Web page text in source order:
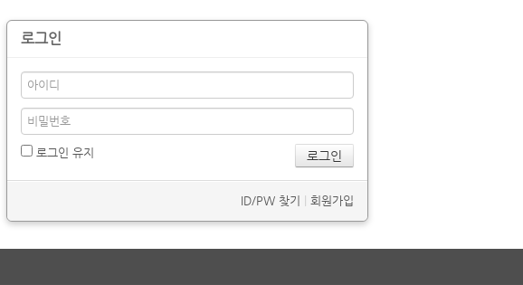
로그인
로그인 유지
ID/PW 찾기 회원가입